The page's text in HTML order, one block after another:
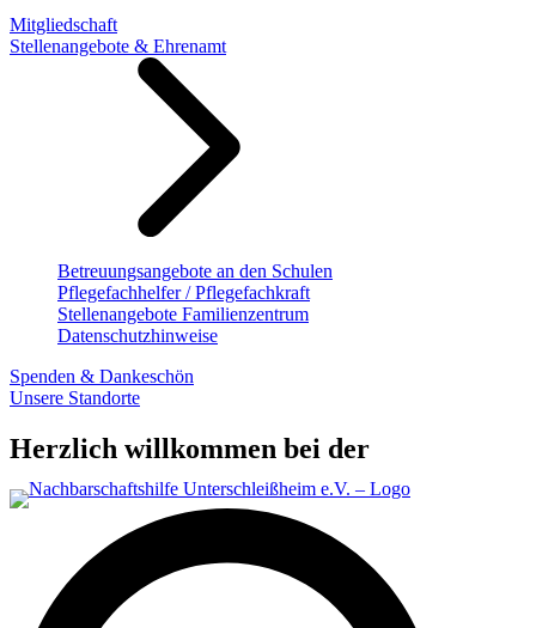
Mitgliedschaft
Stellenangebote & Ehrenamt
Betreuungsangebote an den Schulen
Pflegefachhelfer / Pflegefachkraft
Stellenangebote Familienzentrum
Datenschutzhinweise
Spenden & Dankeschön
Unsere Standorte
Herzlich willkommen bei der